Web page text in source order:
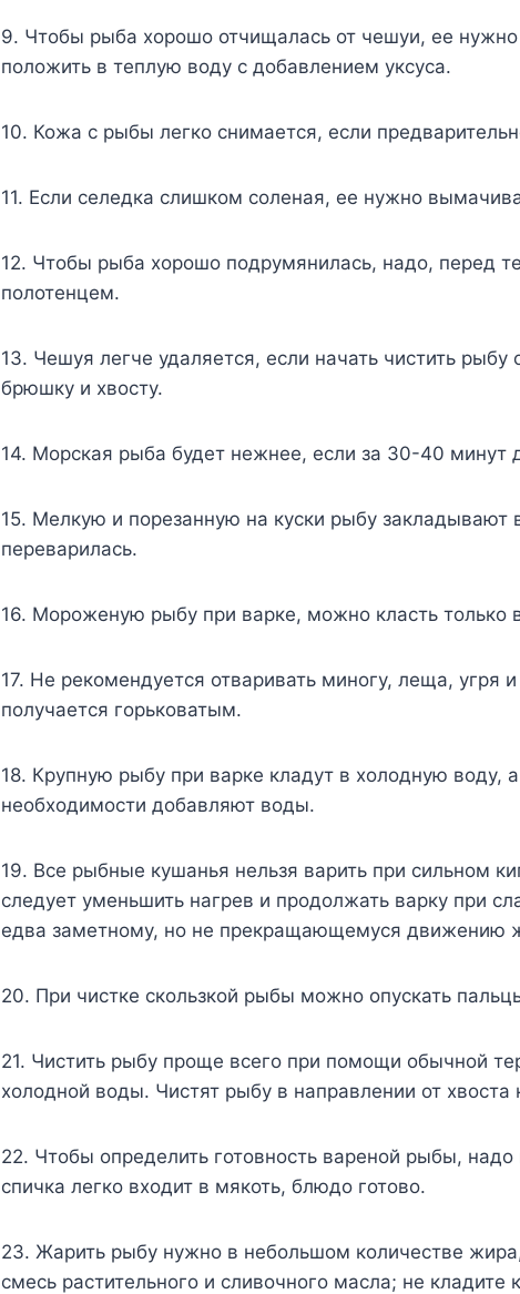
9. Чтобы рыба хорошо отчищалась от чешуи, ее нужно
положить в теплую воду с добавлением уксуса.
10. Кожа с рыбы легко снимается, если
11. Если селедка слишком соленая, ее нужно
12. Чтобы рыба хорошо подрумянилась, надо, перед
полотенцем.
13. Чешуя легче удаляется, если начать чистить рыбу
брюшку и хвосту.
14. Морская рыба будет нежнее, если за 30-40 минут
15. Мелкую и порезанную на куски рыбу
переварилась.
16. Мороженую рыбу при варке, можно класть только
17. Не рекомендуется отваривать миногу, леща, угря
получается горьковатым.
18. Крупную рыбу при варке кладут в холодную воду,
необходимости добавляют воды.
19. Все рыбные кушанья нельзя варить при сильном
следует уменьшить нагрев и продолжать варку при
едва заметному, но не прекращающемуся движению
20. При чистке скользкой рыбы можно опускать
21. Чистить рыбу проще всего при помощи обычной
холодной воды. Чистят рыбу в направлении от хвоста
22. Чтобы определить готовность вареной рыбы, надо
спичка легко входит в мякоть, блюдо готово.
23. Жарить рыбу нужно в небольшом количестве
смесь растительного и сливочного масла; не кладите